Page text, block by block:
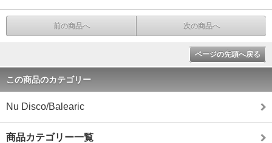
前の商品へ 次の商品へ
ページの先頭へ戻る
この商品のカテゴリー
Nu Disco/Balearic
商品カテゴリー一覧